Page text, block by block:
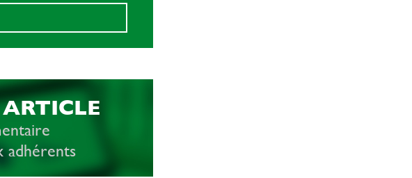
adhérents